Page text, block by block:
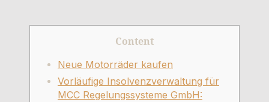
Content
Neue Motorräder kaufen
Vorläufige Insolvenzverwaltung für
MCC Regelungssysteme GmbH: